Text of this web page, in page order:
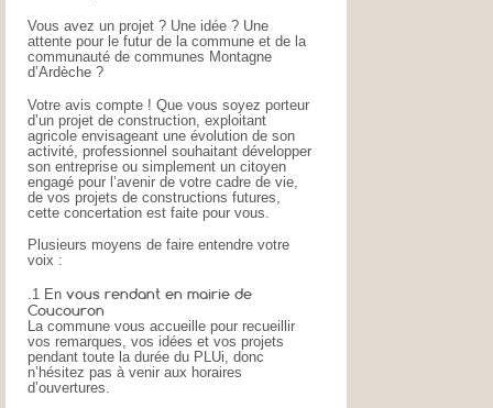
Vous avez un projet ? Une idée ? Une
attente pour le futur de la commune et de la
communauté de communes Montagne
d’Ardèche ?
Votre avis compte ! Que vous soyez porteur
d’un projet de construction, exploitant
agricole envisageant une évolution de son
activité, professionnel souhaitant développer
son entreprise ou simplement un citoyen
engagé pour l’avenir de votre cadre de vie,
de vos projets de constructions futures,
cette concertation est faite pour vous.
Plusieurs moyens de faire entendre votre
voix :
.1 En vous rendant en mairie de
Coucouron
La commune vous accueille pour recueillir
vos remarques, vos idées et vos projets
pendant toute la durée du PLUi, donc
n’hésitez pas à venir aux horaires
d’ouvertures.